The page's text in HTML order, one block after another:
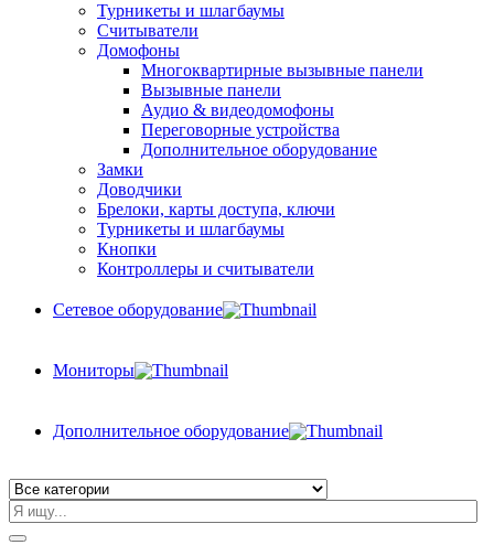
Турникеты и шлагбаумы
Cчитыватели
Домофоны
Многоквартирные вызывные панели
Вызывные панели
Аудио & видеодомофоны
Переговорные устройства
Дополнительное оборудование
Замки
Доводчики
Брелоки, карты доступа, ключи
Турникеты и шлагбаумы
Кнопки
Контроллеры и считыватели
Сетевое оборудование
Мониторы
Дополнительное оборудование